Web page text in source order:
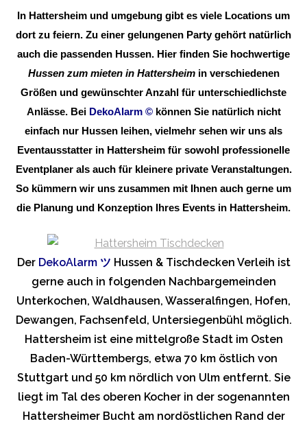
In Hattersheim und umgebung gibt es viele Locations um
dort zu feiern. Zu einer gelungenen Party gehört natürlich
auch die passenden Hussen. Hier finden Sie hochwertige
Hussen zum mieten in Hattersheimin verschiedenen
Größen und gewünschter Anzahl für unterschiedlichste
Anlässe. Bei DekoAlarm © können Sie natürlich nicht
einfach nur Hussen leihen, vielmehr sehen wir uns als
Eventausstatter in Hattersheim für sowohl professionelle
Eventplaner als auch für kleinere private Veranstaltungen.
So kümmern wir uns zusammen mit Ihnen auch gerne um
die Planung und Konzeption Ihres Events in Hattersheim.
Der DekoAlarm ツ Hussen & Tischdecken Verleih ist
gerne auch in folgenden Nachbargemeinden
Unterkochen, Waldhausen, Wasseralfingen, Hofen,
Dewangen, Fachsenfeld, Untersiegenbühl möglich.
Hattersheim ist eine mittelgroße Stadt im Osten
Baden-Württembergs, etwa 70 km östlich von
Stuttgart und 50 km nördlich von Ulm entfernt. Sie
liegt im Tal des oberen Kocher in der sogenannten
Hattersheimer Bucht am nordöstlichen Rand der